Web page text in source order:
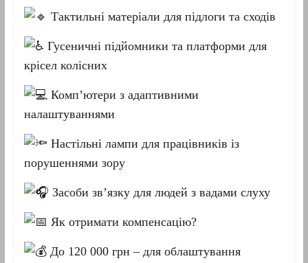
Тактильні матеріали для підлоги та сходів
Гусеничні підйомники та платформи для
крісел колісних
Комп’ютери з адаптивними
налаштуваннями
Настільні лампи для працівників із
порушеннями зору
Засоби зв’язку для людей з вадами слуху
Як отримати компенсацію?
До 120 000 грн – для облаштування